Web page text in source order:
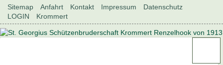
Navigation
überspringen
Sitemap Anfahrt Kontakt Impressum
Datenschutz
LOGIN
Krommert